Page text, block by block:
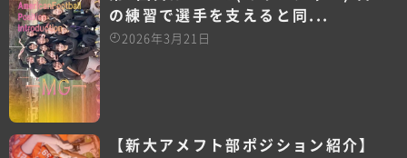
の練習で選手を支えると同...
2026年3月21日
【新大アメフト部ポジション紹介】